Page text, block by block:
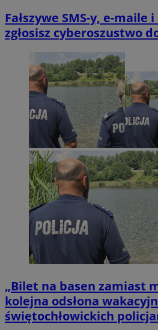
Fałszywe SMS-y, e-maile
zgłosisz cyberoszustwo
„Bilet na basen zamiast
kolejna odsłona
świętochłowickich